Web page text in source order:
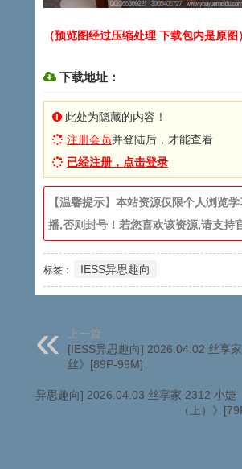
（预览图经过压缩处理 下载包内是原图）
下载地址：
此处为隐藏的内容！
注册会员并登陆后，才能查看
已经注册，点击登录
【温馨提示】本站资源仅限个人浏览
播,否则封号！若您喜欢该资源,请支持
标签： IESS异思趣向
上一篇
[IESS异思趣向] 2026.04.02 丝享
丝》[89P-99M]
[IESS异思趣向] 2026.04.03 丝享家 2312 小婕
（上）》